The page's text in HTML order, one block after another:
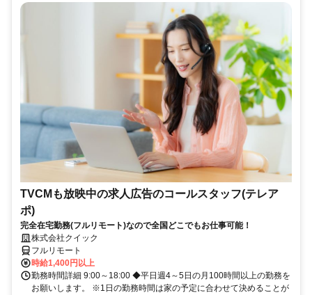
TVCMも放映中の求人広告のコールスタッフ(テレア
ポ)
完全在宅勤務(フルリモート)なので全国どこでもお仕事可能！
株式会社クイック
フルリモート
時給1,400円以上
勤務時間詳細 9:00～18:00 ◆平日週4～5日の月100時間以上の勤務を
お願いします。 ※1日の勤務時間は家の予定に合わせて決めることが